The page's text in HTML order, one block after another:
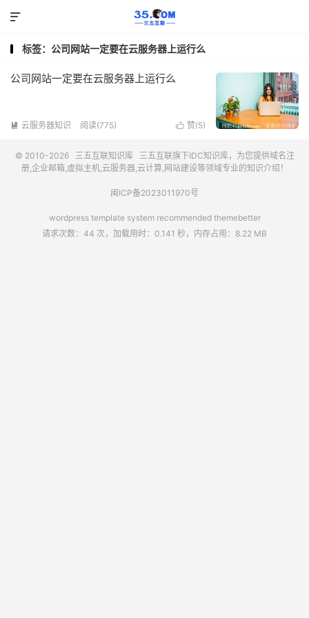

标签：公司网站一定要在云服务器上运行么
公司网站一定要在云服务器上运行么
 云服务器知识 阅读(775)  赞(5)
© 2010-2026 三五互联知识库 三五互联旗下IDC知识库，为您提供域名注
册,企业邮箱,虚拟主机,云服务器,云计算,网站建设等领域专业的知识介绍！
闽ICP备2023011970号
wordpress template system recommended themebetter
请求次数：44 次，加载用时：0.141 秒，内存占用：8.22 MB